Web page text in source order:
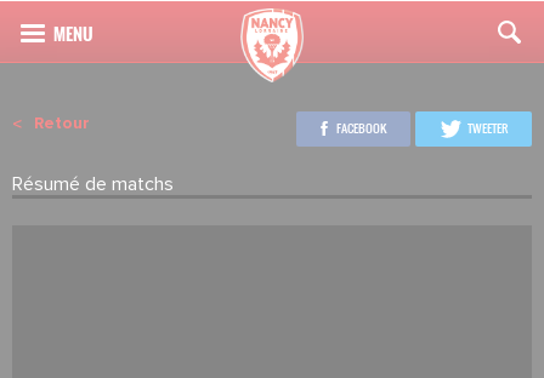
Retour
Résumé de matchs
FACEBOOK TWEETER